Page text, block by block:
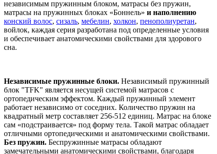
независимым пружинным блоком, матрасы без пружин,
матрасы на пружинных блоках «Боннель» и наполнению
конский волос, сизаль, мебелин, холкон, пенополиуретан,
войлок, каждая серия разработана под определенные условия
и обеспечивает анатомическими свойствами для здорового
сна.
Независимые пружинные блоки. Независимый пружинный
блок "TFK" является несущей системой матрасов с
ортопедическим эффектом. Каждый пружинный элемент
работает независимо от соседних. Количество пружин на
квадратный метр составляет 256-512 единиц. Матрас на блоке
сам «подстраивается» под форму тела. Такой матрас обладает
отличными ортопедическими и анатомическими свойствами.
Без пружин. Беспружинные матрасы обладают
замечательными анатомическими свойствами, благодаря